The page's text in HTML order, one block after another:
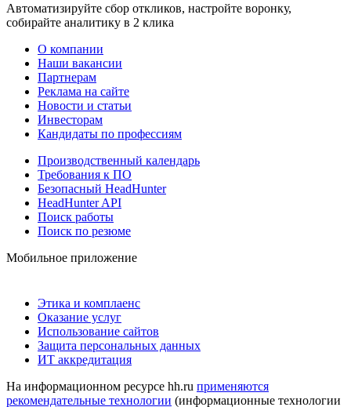
Автоматизируйте сбор откликов, настройте воронку,
собирайте аналитику в 2 клика
О компании
Наши вакансии
Партнерам
Реклама на сайте
Новости и статьи
Инвесторам
Кандидаты по профессиям
Производственный календарь
Требования к ПО
Безопасный HeadHunter
HeadHunter API
Поиск работы
Поиск по резюме
Мобильное приложение
Этика и комплаенс
Оказание услуг
Использование сайтов
Защита персональных данных
ИТ аккредитация
На информационном ресурсе hh.ru применяются
рекомендательные технологии (информационные технологии